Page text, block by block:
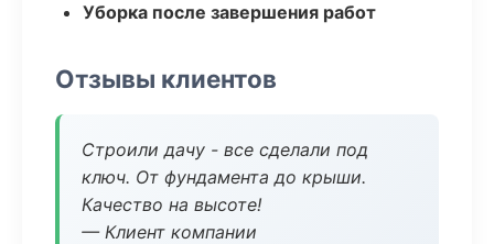
Уборка после завершения работ
Отзывы клиентов
Строили дачу - все сделали под
ключ. От фундамента до крыши.
Качество на высоте!
— Клиент компании